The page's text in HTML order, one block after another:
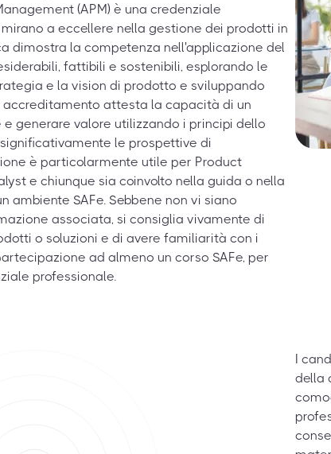
(APM) è una credenziale
a eccellere nella gestione dei prodotti in
dimostra la competenza nell'applicazione del
fattibili e sostenibili, esplorando le
e la vision di prodotto e sviluppando
attesta la capacità di un
generare valore utilizzando i principi dello
le prospettive di
è particolarmente utile per Product
e chiunque sia coinvolto nella guida o nella
SAFe. Sebbene non vi siano
associata, si consiglia vivamente di
o soluzioni e di avere familiarità con i
ad almeno un corso SAFe, per
professionale.
I
della